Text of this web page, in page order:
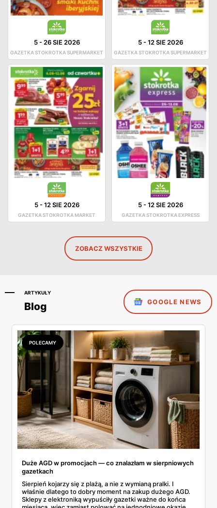
5- 26 SIE 2026
GAZETKA STOKROTKA SUPERMARKET
5-12 SIE 2026
GAZETKA STOKROTKA SUPERMARKET
5-12 SIE 2026
GAZETKA STOKROTKA MARKET
5-12 SIE 2026
GAZETKA STOKROTKA EXPRESS
ZOBACZ WSZYSTKIE
ARTYKUŁY
Blog GOOGLE NEWS
POLECAMY
Duże AGD w promocjach — co znalazłam w sierpniowych
gazetkach
Sierpień kojarzy się z plażą, a nie z wymianą pralki. I
właśnie dlatego to dobry moment na zakup dużego AGD.
Sklepy z elektroniką wypuściły gazetki ważne do końca